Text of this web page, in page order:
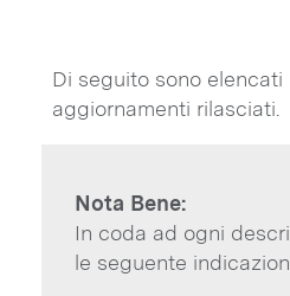
Di seguito sono elencati
aggiornamenti rilasciati.
Nota Bene:
In coda ad ogni
le seguente